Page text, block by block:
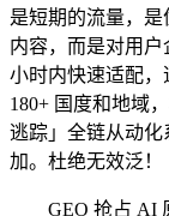
是短期的流量，
内容，而是对用
小时内快速适配，
180+ 国度和地域
逃踪」全链从动
加。杜绝无效泛！
GEO 抢占 AI 原